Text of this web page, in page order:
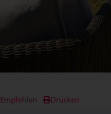
Empfehlen Drucken